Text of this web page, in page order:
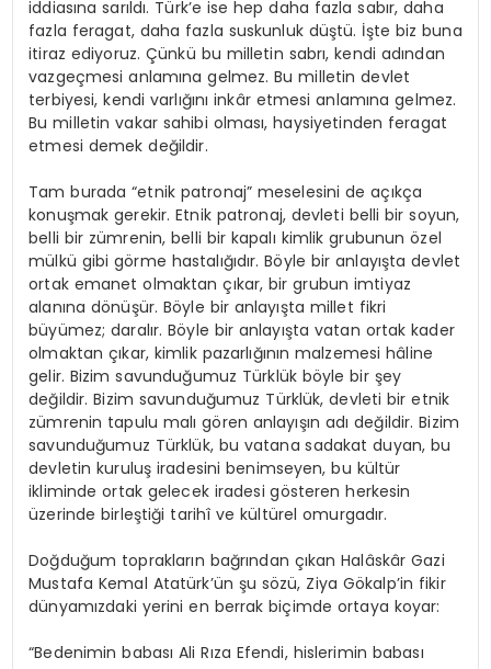
iddiasına sarıldı. Türk’e ise hep daha fazla sabır, daha
fazla feragat, daha fazla suskunluk düştü. İşte biz buna
itiraz ediyoruz. Çünkü bu milletin sabrı, kendi adından
vazgeçmesi anlamına gelmez. Bu milletin devlet
terbiyesi, kendi varlığını inkâr etmesi anlamına gelmez.
Bu milletin vakar sahibi olması, haysiyetinden feragat
etmesi demek değildir.
Tam burada “etnik patronaj” meselesini de açıkça
konuşmak gerekir. Etnik patronaj, devleti belli bir soyun,
belli bir zümrenin, belli bir kapalı kimlik grubunun özel
mülkü gibi görme hastalığıdır. Böyle bir anlayışta devlet
ortak emanet olmaktan çıkar, bir grubun imtiyaz
alanına dönüşür. Böyle bir anlayışta millet fikri
büyümez; daralır. Böyle bir anlayışta vatan ortak kader
olmaktan çıkar, kimlik pazarlığının malzemesi hâline
gelir. Bizim savunduğumuz Türklük böyle bir şey
değildir. Bizim savunduğumuz Türklük, devleti bir etnik
zümrenin tapulu malı gören anlayışın adı değildir. Bizim
savunduğumuz Türklük, bu vatana sadakat duyan, bu
devletin kuruluş iradesini benimseyen, bu kültür
ikliminde ortak gelecek iradesi gösteren herkesin
üzerinde birleştiği tarihî ve kültürel omurgadır.
Doğduğum toprakların bağrından çıkan Halâskâr Gazi
Mustafa Kemal Atatürk’ün şu sözü, Ziya Gökalp’in fikir
dünyamızdaki yerini en berrak biçimde ortaya koyar:
“Bedenimin babası Ali Rıza Efendi, hislerimin babası